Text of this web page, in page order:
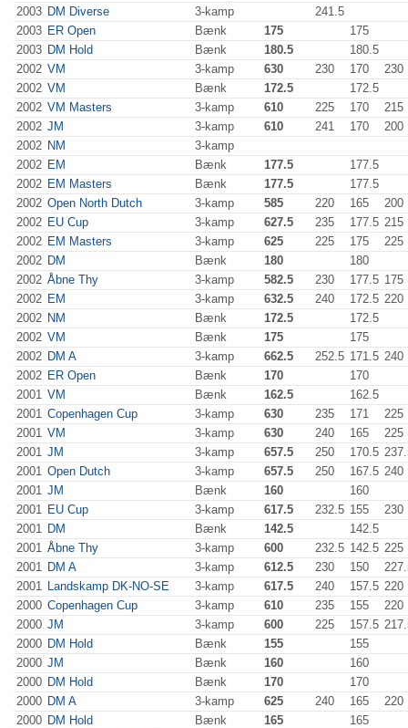
2003 DM Diverse 3-kamp
241.5
2003 ER Open Bænk 175
175
2003 DM Hold Bænk 180.5
180.5
2002 VM 3-kamp 630 230 170
230
2002 VM Bænk 172.5
172.5
2002 VM Masters 3-kamp 610 225 170
215
2002 JM 3-kamp 610 241 170
200
2002 NM
3-kamp
2002 EM Bænk 177.5
177.5
2002 EM Masters Bænk 177.5
177.5
2002 Open North Dutch 3-kamp 585 220 165
200
2002 EU Cup 3-kamp 627.5 235 177.5 215
2002 EM Masters 3-kamp 625 225 175
225
2002 DM Bænk 180
180
2002 Åbne Thy 3-kamp 582.5 230 177.5 175
2002 EM 3-kamp 632.5 240 172.5 220
2002 NM Bænk 172.5
172.5
2002 VM Bænk 175
175
2002 DM A 3-kamp 662.5 252.5 171.5 240
2002 ER Open Bænk 170
170
2001 VM Bænk 162.5
162.5
2001 Copenhagen Cup 3-kamp 630 235 171
225
2001 VM 3-kamp 630 240 165
225
2001 JM 3-kamp 657.5 250 170.5
2001 Open Dutch 3-kamp 657.5 250 167.5 240
2001 JM Bænk 160
160
2001 EU Cup 3-kamp 617.5 232.5 155
230
2001 DM Bænk 142.5
142.5
2001 Åbne Thy 3-kamp 600 232.5 142.5 225
2001 DM A 3-kamp 612.5 230 150
2001 Landskamp DK-NO-SE 3-kamp 617.5 240 157.5 220
2000 Copenhagen Cup 3-kamp 610 235 155
220
2000 JM 3-kamp 600 225 157.5
2000 DM Hold Bænk 155
155
2000 JM Bænk 160
160
2000 DM Hold Bænk 170
170
2000 DM A 3-kamp 625 240 165
220
2000 DM Hold Bænk 165
165